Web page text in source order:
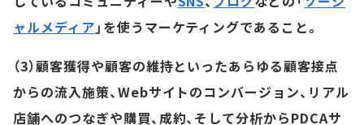
ャルメディア」を使うマーケティングであること。
（3）顧客獲得や顧客の維持といったあらゆる顧客接点
からの流入施策、Webサイトのコンバージョン、リアル
店舗へのつなぎや購買、成約、そして分析からPDCAサ